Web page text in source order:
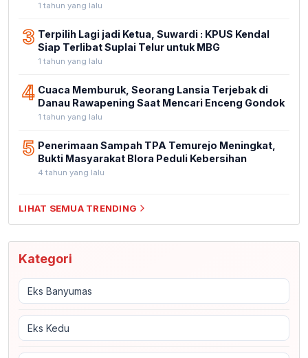
1 tahun yang lalu
3 Terpilih Lagi jadi Ketua, Suwardi : KPUS Kendal
Siap Terlibat Suplai Telur untuk MBG
1 tahun yang lalu
4 Cuaca Memburuk, Seorang Lansia Terjebak di
Danau Rawapening Saat Mencari Enceng Gondok
1 tahun yang lalu
5 Penerimaan Sampah TPA Temurejo Meningkat,
Bukti Masyarakat Blora Peduli Kebersihan
4 tahun yang lalu
LIHAT SEMUA TRENDING
Kategori
Eks Banyumas
Eks Kedu